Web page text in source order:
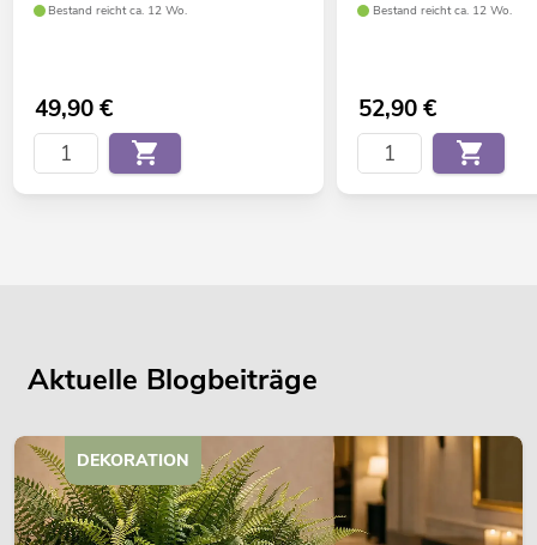
Bestand reicht ca. 12 Wo.
49,90€
Bestand reicht ca. 12 Wo.
52,90€
Aktuelle Blogbeiträge
DEKORATION